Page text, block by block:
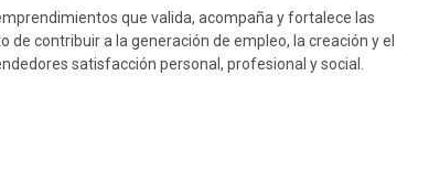
que valida, acompaña y fortalece las
contribuir a la generación de empleo, la creación y el
satisfacción personal, profesional y social.